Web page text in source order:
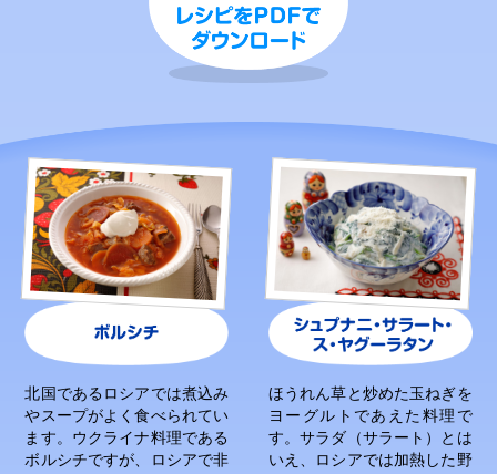
北国であるロシアでは煮込み
やスープがよく食べられてい
ます。ウクライナ料理である
ボルシチですが、ロシアで非
ほうれん草と炒めた玉ねぎを
ヨーグルトであえた料理で
す。サラダ（サラート）とは
いえ、ロシアでは加熱した野